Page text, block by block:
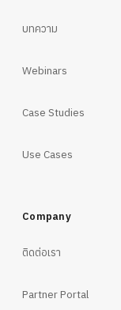
บทความ
Webinars
Case Studies
Use Cases
Company
ติดต่อเรา
Partner Portal